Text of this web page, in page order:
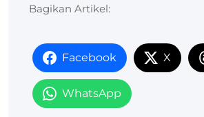
Bagikan Artikel:
Facebook X
WhatsApp